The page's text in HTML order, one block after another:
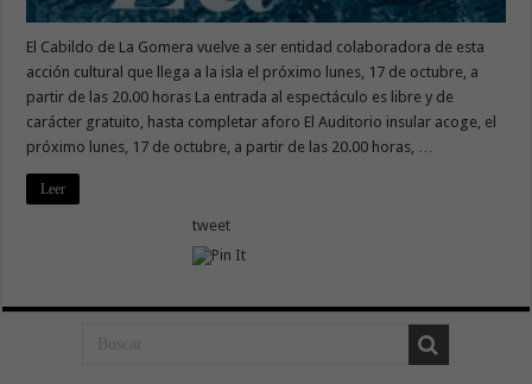
El Cabildo de La Gomera vuelve a ser entidad colaboradora de esta
acción cultural que llega a la isla el próximo lunes, 17 de octubre, a
partir de las 20.00 horas La entrada al espectáculo es libre y de
carácter gratuito, hasta completar aforo El Auditorio insular acoge, el
próximo lunes, 17 de octubre, a partir de las 20.00 horas, …
Leer
tweet